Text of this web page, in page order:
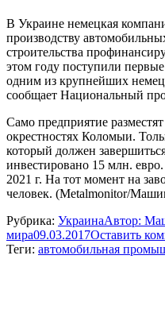
В Украине немецкая
производству
строительства
этом году поступили
одним из крупнейших
сообщает Национальный
Само предприятие
окрестностях Коломыи.
который должен
инвестировано 15 млн.
2021 г. На тот момент на
человек. (Metalmonitor/
Рубрика: УкраинаАвтор:
мира09.03.2017Оставить
Теги: автомобильная